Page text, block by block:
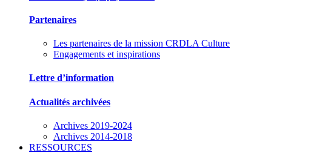
Partenaires
Les partenaires de la mission CRDLA Culture
Engagements et inspirations
Lettre d’information
Actualités archivées
Archives 2019-2024
Archives 2014-2018
RESSOURCES